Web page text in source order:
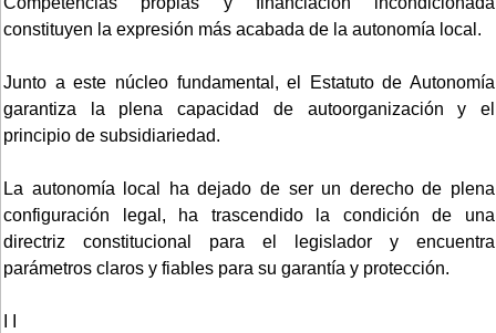
constituyen la expresión más acabada de la autonomía local.
Junto a este núcleo fundamental, el Estatuto de Autonomía
garantiza la plena capacidad de autoorganización y el
principio de subsidiariedad.
La autonomía local ha dejado de ser un derecho de plena
configuración legal, ha trascendido la condición de una
directriz constitucional para el legislador y encuentra
parámetros claros y fiables para su garantía y protección.